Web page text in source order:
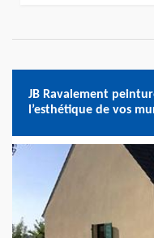
JB Ravalement
l’esthétique de vos